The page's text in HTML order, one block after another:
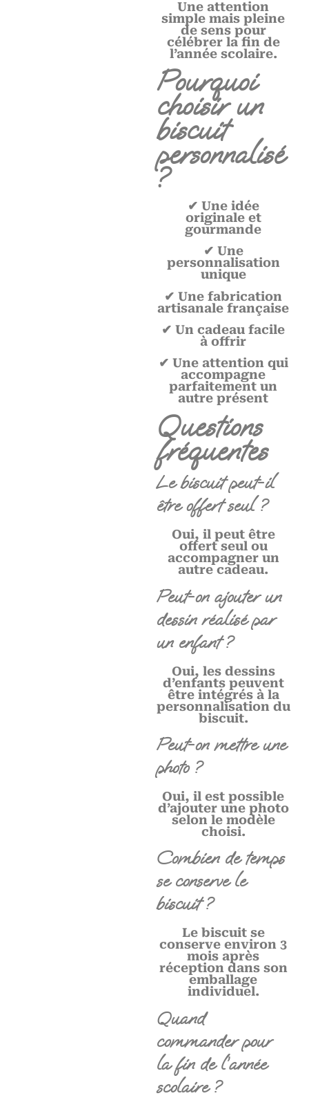
Une attention
simple mais pleine
de sens pour
célébrer la fin de
l’année scolaire.
Pourquoi
choisir un
biscuit
personnalisé
?
✔ Une idée
originale et
gourmande
✔ Une
personnalisation
unique
✔ Une fabrication
artisanale française
✔ Un cadeau facile
à offrir
✔ Une attention qui
accompagne
parfaitement un
autre présent
Questions
fréquentes
Le biscuit peut-il
être offert seul ?
Oui, il peut être
offert seul ou
accompagner un
autre cadeau.
Peut-on ajouter un
dessin réalisé par
un enfant ?
Oui, les dessins
d’enfants peuvent
être intégrés à la
personnalisation du
biscuit.
Peut-on mettre une
photo ?
Oui, il est possible
d’ajouter une photo
selon le modèle
choisi.
Combien de temps
se conserve le
biscuit ?
Le biscuit se
conserve environ 3
mois après
réception dans son
emballage
individuel.
Quand
commander pour
la fin de l’année
scolaire ?